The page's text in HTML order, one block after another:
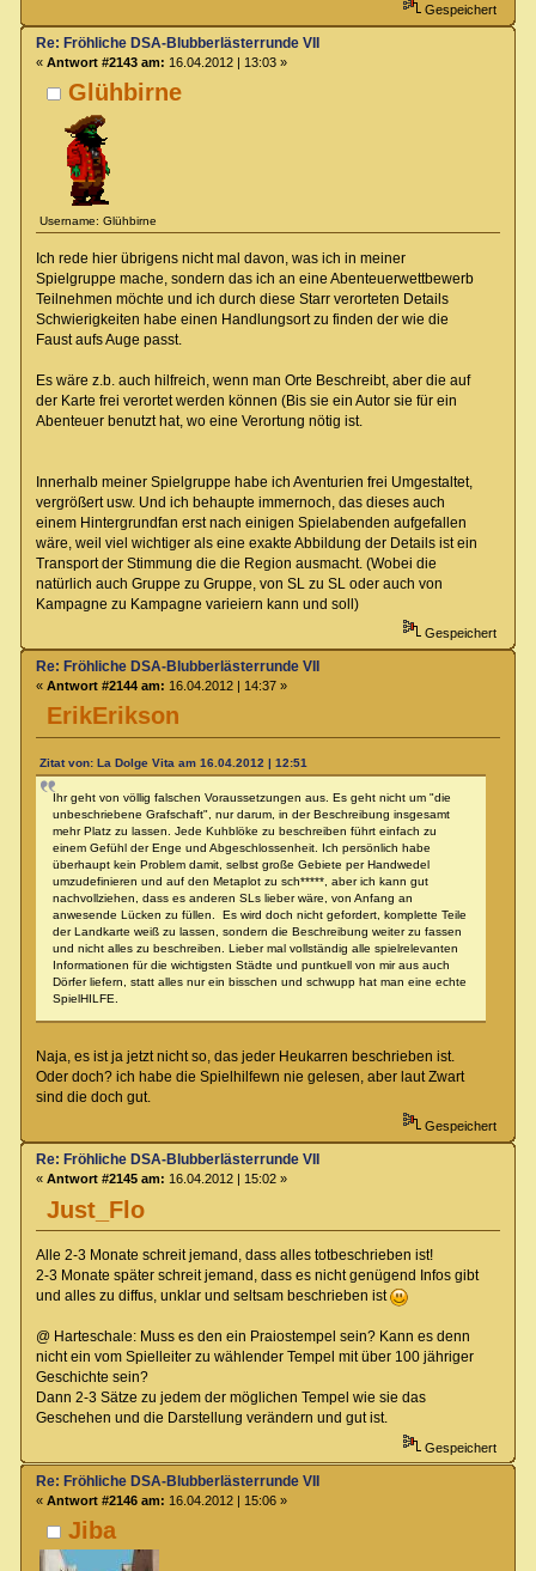
Gespeichert
Glühbirne
Username: Glühbirne
Re: Fröhliche DSA-Blubberlästerrunde VII
« Antwort #2143 am: 16.04.2012 | 13:03 »
Ich rede hier übrigens nicht mal davon, was ich in meiner
Spielgruppe mache, sondern das ich an eine Abenteuerwettbewerb
Teilnehmen möchte und ich durch diese Starr verorteten Details
Schwierigkeiten habe einen Handlungsort zu finden der wie die
Faust aufs Auge passt.
Es wäre z.b. auch hilfreich, wenn man Orte Beschreibt, aber die auf
der Karte frei verortet werden können (Bis sie ein Autor sie für ein
Abenteuer benutzt hat, wo eine Verortung nötig ist.
Innerhalb meiner Spielgruppe habe ich Aventurien frei Umgestaltet,
vergrößert usw. Und ich behaupte immernoch, das dieses auch
einem Hintergrundfan erst nach einigen Spielabenden aufgefallen
wäre, weil viel wichtiger als eine exakte Abbildung der Details ist ein
Transport der Stimmung die die Region ausmacht. (Wobei die
natürlich auch Gruppe zu Gruppe, von SL zu SL oder auch von
Kampagne zu Kampagne varieiern kann und soll)
Gespeichert
ErikErikson
Re: Fröhliche DSA-Blubberlästerrunde VII
« Antwort #2144 am: 16.04.2012 | 14:37 »
Zitat von: La Dolge Vita am 16.04.2012 | 12:51
Ihr geht von völlig falschen Voraussetzungen aus. Es geht nicht um "die
unbeschriebene Grafschaft", nur darum, in der Beschreibung insgesamt
mehr Platz zu lassen. Jede Kuhblöke zu beschreiben führt einfach zu
einem Gefühl der Enge und Abgeschlossenheit. Ich persönlich habe
überhaupt kein Problem damit, selbst große Gebiete per Handwedel
umzudefinieren und auf den Metaplot zu sch*****, aber ich kann gut
nachvollziehen, dass es anderen SLs lieber wäre, von Anfang an
anwesende Lücken zu füllen. Es wird doch nicht gefordert, komplette Teile
der Landkarte weiß zu lassen, sondern die Beschreibung weiter zu fassen
und nicht alles zu beschreiben. Lieber mal vollständig alle spielrelevanten
Informationen für die wichtigsten Städte und puntkuell von mir aus auch
Dörfer liefern, statt alles nur ein bisschen und schwupp hat man eine echte
SpielHILFE.
Naja, es ist ja jetzt nicht so, das jeder Heukarren beschrieben ist.
Oder doch? ich habe die Spielhilfewn nie gelesen, aber laut Zwart
sind die doch gut.
Gespeichert
Just_Flo
Re: Fröhliche DSA-Blubberlästerrunde VII
« Antwort #2145 am: 16.04.2012 | 15:02 »
Alle 2-3 Monate schreit jemand, dass alles totbeschrieben ist!
2-3 Monate später schreit jemand, dass es nicht genügend Infos gibt
und alles zu diffus, unklar und seltsam beschrieben ist
@ Harteschale: Muss es den ein Praiostempel sein? Kann es denn
nicht ein vom Spielleiter zu wählender Tempel mit über 100 jähriger
Geschichte sein?
Dann 2-3 Sätze zu jedem der möglichen Tempel wie sie das
Geschehen und die Darstellung verändern und gut ist.
Gespeichert
Jiba
Re: Fröhliche DSA-Blubberlästerrunde VII
« Antwort #2146 am: 16.04.2012 | 15:06 »